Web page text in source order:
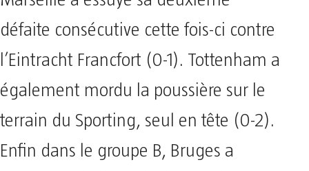
défaite consécutive cette fois-ci contre
l’Eintracht Francfort (0-1). Tottenham a
également mordu la poussière sur le
terrain du Sporting, seul en tête (0-2).
Enfin dans le groupe B, Bruges a